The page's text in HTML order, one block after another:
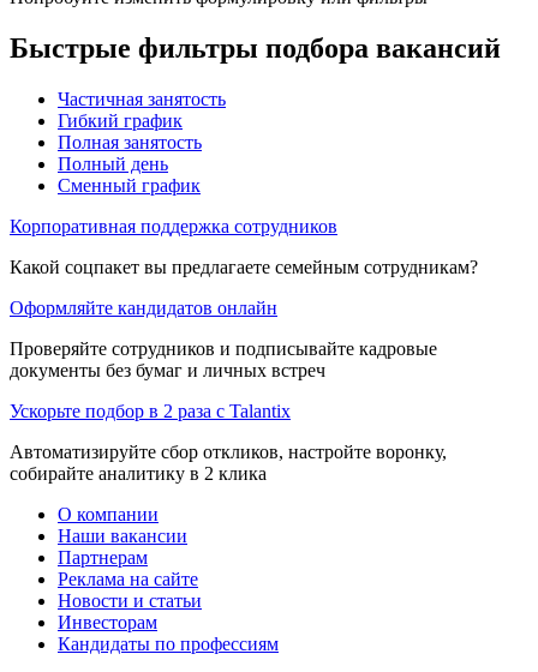
Быстрые фильтры подбора вакансий
Частичная занятость
Гибкий график
Полная занятость
Полный день
Сменный график
Корпоративная поддержка сотрудников
Какой соцпакет вы предлагаете семейным сотрудникам?
Оформляйте кандидатов онлайн
Проверяйте сотрудников и подписывайте кадровые
документы без бумаг и личных встреч
Ускорьте подбор в 2 раза с Talantix
Автоматизируйте сбор откликов, настройте воронку,
собирайте аналитику в 2 клика
О компании
Наши вакансии
Партнерам
Реклама на сайте
Новости и статьи
Инвесторам
Кандидаты по профессиям